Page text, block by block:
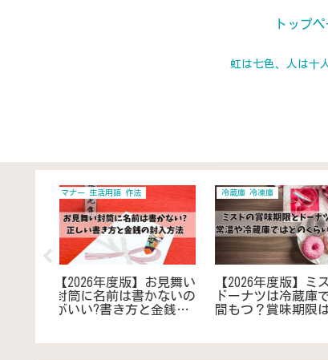
虹は七色、人は十
トップ
居住 住まい 日常
【2026年度版】冷蔵庫の
背面を隠す簡単DIY！100
均カバー＆パーテーショ
スピチュアル
【2026年度版】
ぐ夢」に隠され
は？リアルな感